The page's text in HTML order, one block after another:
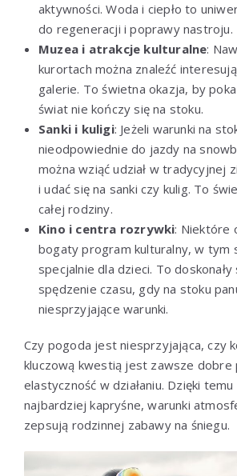
aktywności. Woda i ciepło to
do regeneracji i poprawy nastroju.
Muzea i atrakcje kulturalne:
kurortach można znaleźć
galerie. To świetna okazja, by
świat nie kończy się na stoku.
Sanki i kuligi: Jeżeli warunki na
nieodpowiednie do jazdy na
można wziąć udział w tradycyjnej
i udać się na sanki czy kulig. To
całej rodziny.
Kino i centra rozrywki: Niektóre
bogaty program kulturalny, w tym
specjalnie dla dzieci. To
spędzenie czasu, gdy na stoku
niesprzyjające warunki.
Czy pogoda jest niesprzyjająca, czy
kluczową kwestią jest zawsze dobre
elastyczność w działaniu. Dzięki
najbardziej kapryśne, warunki
zepsują rodzinnej zabawy na śniegu.